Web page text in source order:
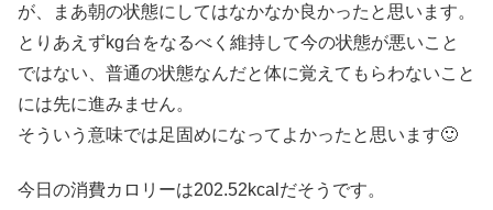
が、まあ朝の状態にしてはなかなか良かったと思います。
とりあえずkg台をなるべく維持して今の状態が悪いこと
ではない、普通の状態なんだと体に覚えてもらわないこと
には先に進みません。
そういう意味では足固めになってよかったと思います🙂
今日の消費カロリーは202.52kcalだそうです。